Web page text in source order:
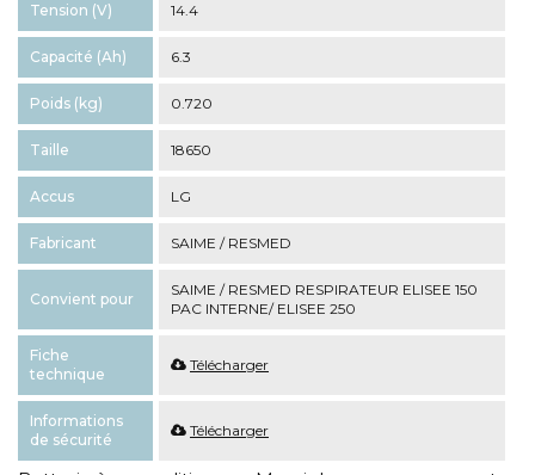
Tension (V) 14.4
Capacité (Ah) 6.3
Poids (kg) 0.720
Taille 18650
Accus LG
Fabricant SAIME / RESMED
Convient pour
SAIME / RESMED RESPIRATEUR ELISEE 150
PAC INTERNE/ ELISEE 250
Fiche
technique
Télécharger
Informations
de sécurité
Télécharger